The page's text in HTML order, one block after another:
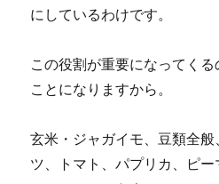
にしているわけです。
この役割が重要になってく
ことになりますから。
玄米・ジャガイモ、豆類全
ツ、トマト、パプリカ、ピ